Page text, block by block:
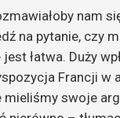
nam
na pytanie, czy
łatwa. Duży
Francji w
mieliśmy swoje